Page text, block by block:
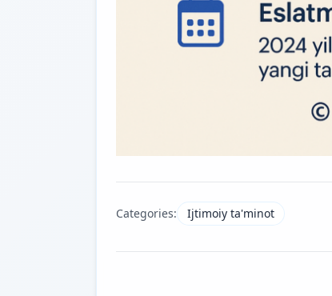
Categories: Ijtimoiy ta'minot